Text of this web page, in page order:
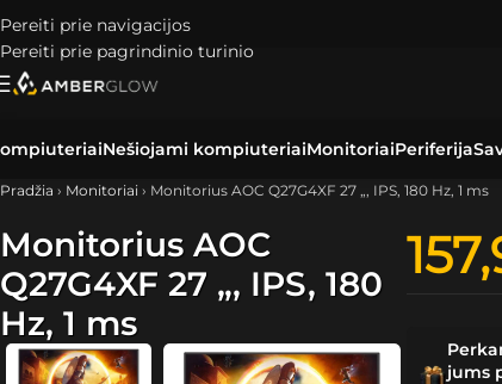
Pereiti prie navigacijos
Pereiti prie pagrindinio turinio
Nešiojami kompiuteriaiMonitoriaiPeriferija
Pradžia › Monitoriai › Monitorius AOC Q27G4XF 27 „, IPS, 180 Hz, 1 ms
Monitorius AOC
Q27G4XF 27 „, IPS, 180
Hz, 1 ms
jums